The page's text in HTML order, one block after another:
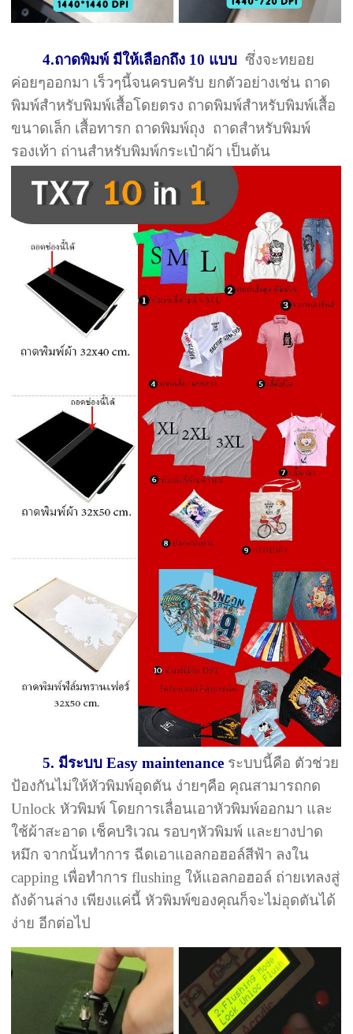
4.ถาดพิมพ์ มีให้เลือกถึง 10 แบบ ซึ่งจะทยอย
ค่อยๆออกมา เร็วๆนี้จนครบครับ ยกตัวอย่างเช่น ถาด
พิมพ์สำหรับพิมพ์เสื้อโดยตรง ถาดพิมพ์สำหรับพิมพ์เสื้อ
ขนาดเล็ก เสื้อทารก ถาดพิมพ์ถุง ถาดสำหรับพิมพ์
รองเท้า ถ่านสำหรับพิมพ์กระเป๋าผ้า เป็นต้น
5. มีระบบ Easy maintenance ระบบนี้คือ ตัวช่วย
ป้องกันไม่ให้หัวพิมพ์อุดตัน ง่ายๆคือ คุณสามารถกด
Unlock หัวพิมพ์ โดยการเลื่อนเอาหัวพิมพ์ออกมา และ
ใช้ผ้าสะอาด เช็คบริเวณ รอบๆหัวพิมพ์ และยางปาด
หมึก จากนั้นทำการ ฉีดเอาแอลกอฮอล์สีฟ้า ลงใน
capping เพื่อทำการ flushing ให้แอลกอฮอล์ ถ่ายเทลงสู่
ถังด้านล่าง เพียงแค่นี้ หัวพิมพ์ของคุณก็จะไม่อุดตันได้
ง่าย อีกต่อไป